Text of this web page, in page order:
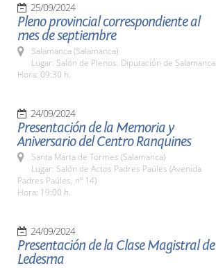
25/09/2024
Pleno provincial correspondiente al
mes de septiembre
Salamanca (Salamanca)
Lugar: Salón de Plenos. Diputación de Salamanca
Hora: 09:30 h.
24/09/2024
Presentación de la Memoria y
Aniversario del Centro Ranquines
Santa Marta de Tormes (Salamanca)
Lugar: Salón de Actos Padres Paúles (Avenida
Padres Paúles, nº 14)
Hora: 19:00 h.
24/09/2024
Presentación de la Clase Magistral de
Ledesma